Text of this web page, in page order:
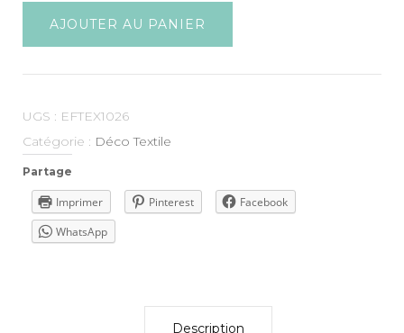
AJOUTER AU PANIER
UGS : EFTEX1026
Catégorie : Déco Textile
Partage
Imprimer Pinterest
Facebook
WhatsApp
Description